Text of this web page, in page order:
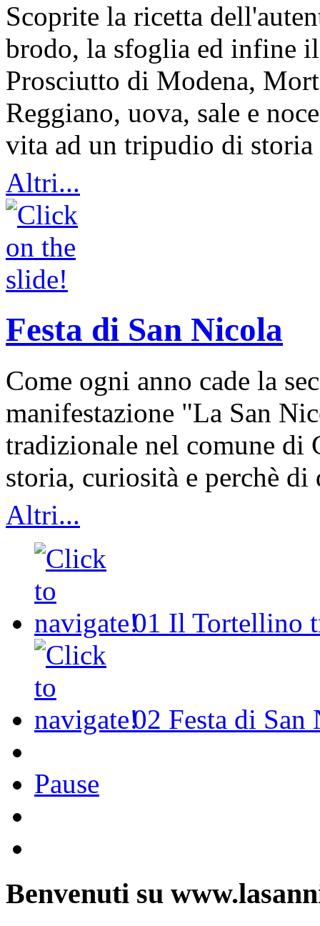
Scoprite la ricetta
brodo, la sfoglia ed infine
Prosciutto di Modena,
Reggiano, uova, sale e
vita ad un tripudio di storia
Altri...
Festa di San Nicola
Come ogni anno cade la
manifestazione "La San
tradizionale nel comune di
storia, curiosità e perchè
Altri...
01 Il Tortellino
02 Festa di San
Pause
Benvenuti su